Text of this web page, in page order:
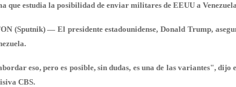
que estudia la posibilidad de enviar militares de EEUU a Venezuela
(Sputnik) — El presidente estadounidense, Donald Trump,
eso, pero es posible, sin dudas, es una de las variantes",
CBS.